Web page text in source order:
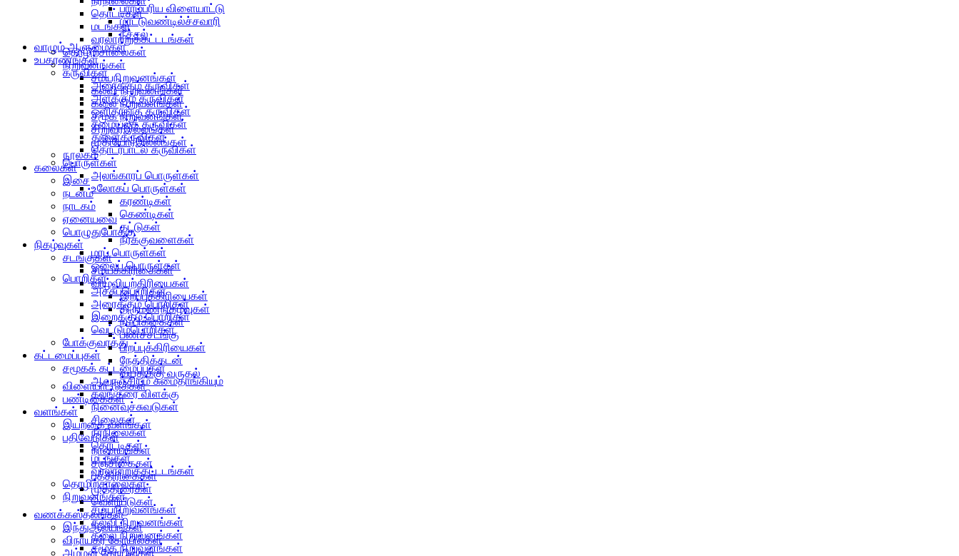
தொட்டிகள்
மடங்கள்
வரலாற்றுக்கட்டடங்கள்
தொழிற்சாலைகள்
நிறுவனங்கள்
சமயநிறுவனங்கள்
கல்வி நிறுவனங்கள்
கலை நிறுவனங்கள்
சமூக நிறுவனங்கள்
சிறுவர்இல்லங்கள்
முதியோர்இல்லங்கள்
நூலகம்
கலைகள்
இசை
நடனம்
நாடகம்
ஏனையவை
பொழுதுபோக்கு
நிகழ்வுகள்
சடங்குகள்
சமயக்கிரிகைகள்
வாழ்வியற்கிரியைகள்
இறப்புக்கிரியைகள்
திருமணநிகழ்வுகள்
நம்பிக்கைகள்
பணச்சடங்கு
பிறப்புக்கிரியைகள்
நேத்திக்கடன்
வயதுக்கு வருதல்
விளையாட்டுக்கள்
பண்டிகைகள்
வளங்கள்
இயற்கை வளங்கள்
பதிவேடுகள்
நாணயங்கள்
சஞ்சிகைகள்
பத்திரிகைகள்
முத்திரைகள்
வெளியீடுகள்
வணக்கஸ்தலங்கள்
இந்துஆலயங்கள்
விநாயகர் கோயில்கள்
அம்மன் கோயில்கள்
பாரம்பரிய விளையாட்டு
மாட்டுவண்டில்ச்சவாரி
நீச்சல்
வாழும் ஆளுமைகள்
உபகரணங்கள்
கருவிகள்
அரைக்கும் கருவிகள்
அளக்கும் கருவிகள்
ஒளிதாங்கு கருவிகள்
சமையல்க் கருவிகள்
துளைகருவிகள்
தொடர்பாடல் கருவிகள்
பொருள்கள்
அலங்காரப் பொருள்கள்
உலோகப் பொருள்கள்
கரண்டிகள்
கெண்டிகள்
தட்டுகள்
நீர்க்குவளைகள்
மரப் பொருள்கள்
ஓலைப் பொருள்கள்
பொறிகள்
அச்சுப்பொறிகள்
அரைக்கும் பொறிகள்
இறைக்கும் பொறிகள்
வெட்டும்பொறிகள்
போக்குவரத்து
கட்டமைப்புகள்
சமூகக் கட்டமைப்புகள்
ஆவுரஞ்சியும் சுமைதாங்கியும்
கலங்கரை விளக்கு
நினைவுச்சுவடுகள்
சிலைகள்
நீர்நிலைகள்
தொட்டிகள்
மடங்கள்
வரலாற்றுக்கட்டடங்கள்
தொழிற்சாலைகள்
நிறுவனங்கள்
சமயநிறுவனங்கள்
கல்வி நிறுவனங்கள்
கலை நிறுவனங்கள்
சமூக நிறுவனங்கள்